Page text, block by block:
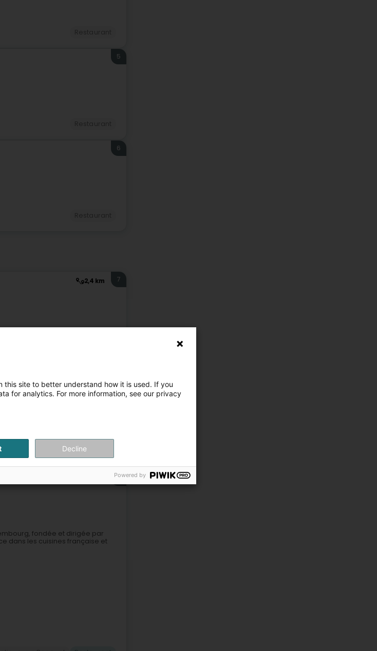
5
6
2,4 km 7
2018 au tennis-club de
et vous propose un plat du
Traditionnel Kichen
8
fondée et dirigée par
dans les cuisines française et
this site to better understand how it is used. If you
for analytics. For more information, see our privacy
Decline
Powered by